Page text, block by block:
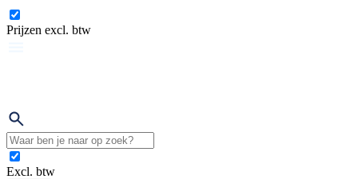
Prijzen excl. btw
Excl. btw